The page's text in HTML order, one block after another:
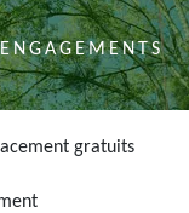
gratuits